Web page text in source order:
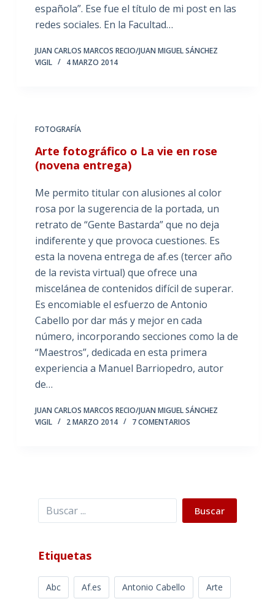
española”. Ese fue el título de mi post en las
redes sociales. En la Facultad…
JUAN CARLOS MARCOS RECIO/JUAN MIGUEL SÁNCHEZ
VIGIL
4 MARZO 2014
FOTOGRAFÍA
Arte fotográfico o La vie en rose
(novena entrega)
Me permito titular con alusiones al color
rosa por la sugerencia de la portada, un
retrato de “Gente Bastarda” que no deja
indiferente y que provoca cuestiones. Es
esta la novena entrega de af.es (tercer año
de la revista virtual) que ofrece una
miscelánea de contenidos difícil de superar.
Es encomiable el esfuerzo de Antonio
Cabello por dar más y mejor en cada
número, incorporando secciones como la de
“Maestros”, dedicada en esta primera
experiencia a Manuel Barriopedro, autor
de…
JUAN CARLOS MARCOS RECIO/JUAN MIGUEL SÁNCHEZ
VIGIL
2 MARZO 2014 7 COMENTARIOS
Buscar Buscar
Etiquetas
Abc Af.es Antonio Cabello Arte